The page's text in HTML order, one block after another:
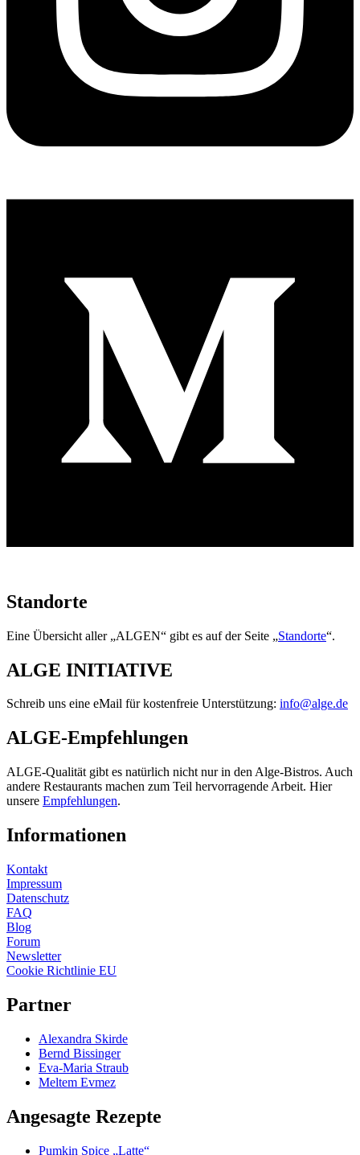
Standorte
Eine Übersicht aller „ALGEN“ gibt es auf der Seite „Standorte“.
ALGE INITIATIVE
Schreib uns eine eMail für kostenfreie Unterstützung: info@alge.de
ALGE-Empfehlungen
ALGE-Qualität gibt es natürlich nicht nur in den Alge-Bistros. Auch
andere Restaurants machen zum Teil hervorragende Arbeit. Hier
unsere Empfehlungen.
Informationen
Kontakt
Impressum
Datenschutz
FAQ
Blog
Forum
Newsletter
Cookie Richtlinie EU
Partner
Alexandra Skirde
Bernd Bissinger
Eva-Maria Straub
Meltem Evmez
Angesagte Rezepte
Pumkin Spice „Latte“